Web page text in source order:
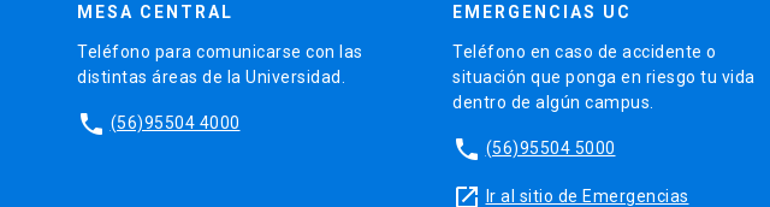
MESA CENTRAL
Teléfono para comunicarse con las
distintas áreas de la Universidad.
phone (56)95504 4000
EMERGENCIAS UC
Teléfono en caso de accidente o
situación que ponga en riesgo tu vida
dentro de algún campus.
phone (56)95504 5000
launch Ir al sitio de Emergencias